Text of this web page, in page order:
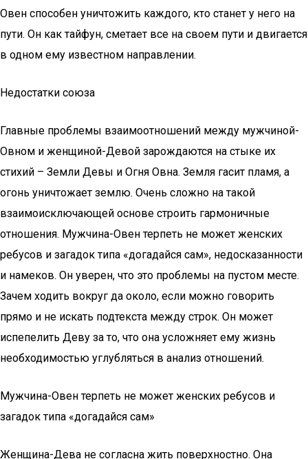
Овен способен уничтожить каждого, кто станет у него на
пути. Он как тайфун, сметает все на своем пути и двигается
в одном ему известном направлении.
Недостатки союза
Главные проблемы взаимоотношений между мужчиной-
Овном и женщиной-Девой зарождаются на стыке их
стихий – Земли Девы и Огня Овна. Земля гасит пламя, а
огонь уничтожает землю. Очень сложно на такой
взаимоисключающей основе строить гармоничные
отношения. Мужчина-Овен терпеть не может женских
ребусов и загадок типа «догадайся сам», недосказанности
и намеков. Он уверен, что это проблемы на пустом месте.
Зачем ходить вокруг да около, если можно говорить
прямо и не искать подтекста между строк. Он может
испепелить Деву за то, что она усложняет ему жизнь
необходимостью углубляться в анализ отношений.
Мужчина-Овен терпеть не может женских ребусов и
загадок типа «догадайся сам»
Женщина-Дева не согласна жить поверхностно. Она